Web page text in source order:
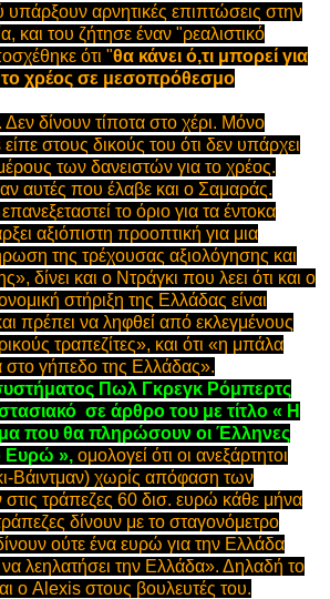
υπάρξουν αρνητικές επιπτώσεις στην
και του ζήτησε έναν "ρεαλιστικό
ότι "θα κάνει ό,τι μπορεί για
το χρέος σε μεσοπρόθεσμο
Δεν δίνουν τίποτα στο χέρι. Μόνο
στους δικούς του ότι δεν υπάρχει
των δανειστών για το χρέος.
αυτές που έλαβε και ο Σαμαράς.
το όριο για τα έντοκα
αξιόπιστη προοπτική για μια
της τρέχουσας αξιολόγησης και
δίνει και ο Ντράγκι που λεει ότι και ο
στήριξη της Ελλάδας είναι
πρέπει να ληφθεί από εκλεγμένους
τραπεζίτες», και ότι «η μπάλα
στο γήπεδο της Ελλάδας».
Πωλ Γκρεγκ Ρόμπερτς
σε άρθρο του με τίτλο « Η
που θα πληρώσουν οι Έλληνες
Ευρώ », ομολογεί ότι οι ανεξάρτητοι
Βάιντμαν) χωρίς απόφαση των
στις τράπεζες 60 δισ. ευρώ κάθε μήνα
δίνουν με το σταγονόμετρο
ούτε ένα ευρώ για την Ελλάδα
να λεηλατήσει την Ελλάδα». Δηλαδή το
ο Alexis στους βουλευτές του.